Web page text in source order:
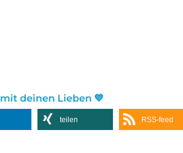
deinen Lieben 💙
teilen RSS-feed